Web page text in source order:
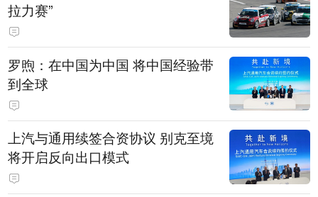
拉力赛”
罗煦：在中国为中国 将中国经验带
到全球
上汽与通用续签合资协议 别克至境
将开启反向出口模式